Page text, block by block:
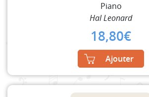
Piano
Hal Leonard
18,80€
Ajouter